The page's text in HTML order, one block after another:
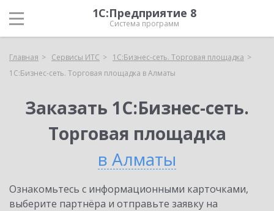
1С:Предприятие 8
Система программ
Главная Сервисы ИТС
1С:Бизнес-сеть. Торговая площадка
1С:Бизнес-сеть. Торговая площадка в Алматы
Заказать 1С:Бизнес-сеть.
Торговая площадка
в Алматы
Ознакомьтесь с информационными карточками,
выберите партнёра и отправьте заявку на